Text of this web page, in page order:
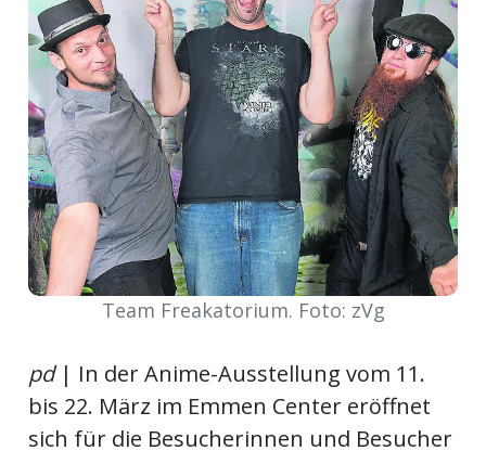
Auw
Auw:
offizielle
Team Freakatorium. Foto: zVg
pd| In der Anime-Ausstellung vom 11.
bis 22. März im Emmen Center eröffnet
sich für die Besucherinnen und Besucher